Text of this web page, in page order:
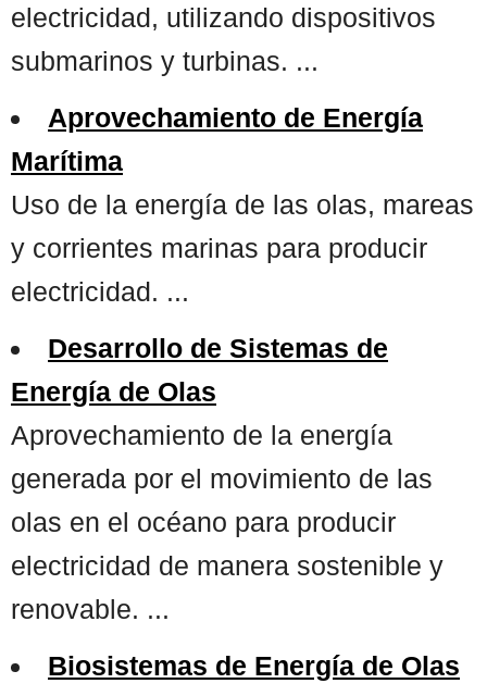
electricidad, utilizando dispositivos
submarinos y turbinas. ...
Aprovechamiento de Energía
Marítima
Uso de la energía de las olas, mareas
y corrientes marinas para producir
electricidad. ...
Desarrollo de Sistemas de
Energía de Olas
Aprovechamiento de la energía
generada por el movimiento de las
olas en el océano para producir
electricidad de manera sostenible y
renovable. ...
Biosistemas de Energía de Olas